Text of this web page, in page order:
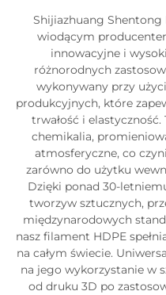
Shijiazhuang Shentong
wiodącym
innowacyjne i
różnorodnych
wykonywany przy
produkcyjnych, które
trwałość i
chemikalia,
atmosferyczne, co
zarówno do użytku
Dzięki ponad 30-
tworzyw sztucznych,
międzynarodowych
nasz filament HDPE
na całym świecie.
na jego wykorzystanie w
od druku 3D po